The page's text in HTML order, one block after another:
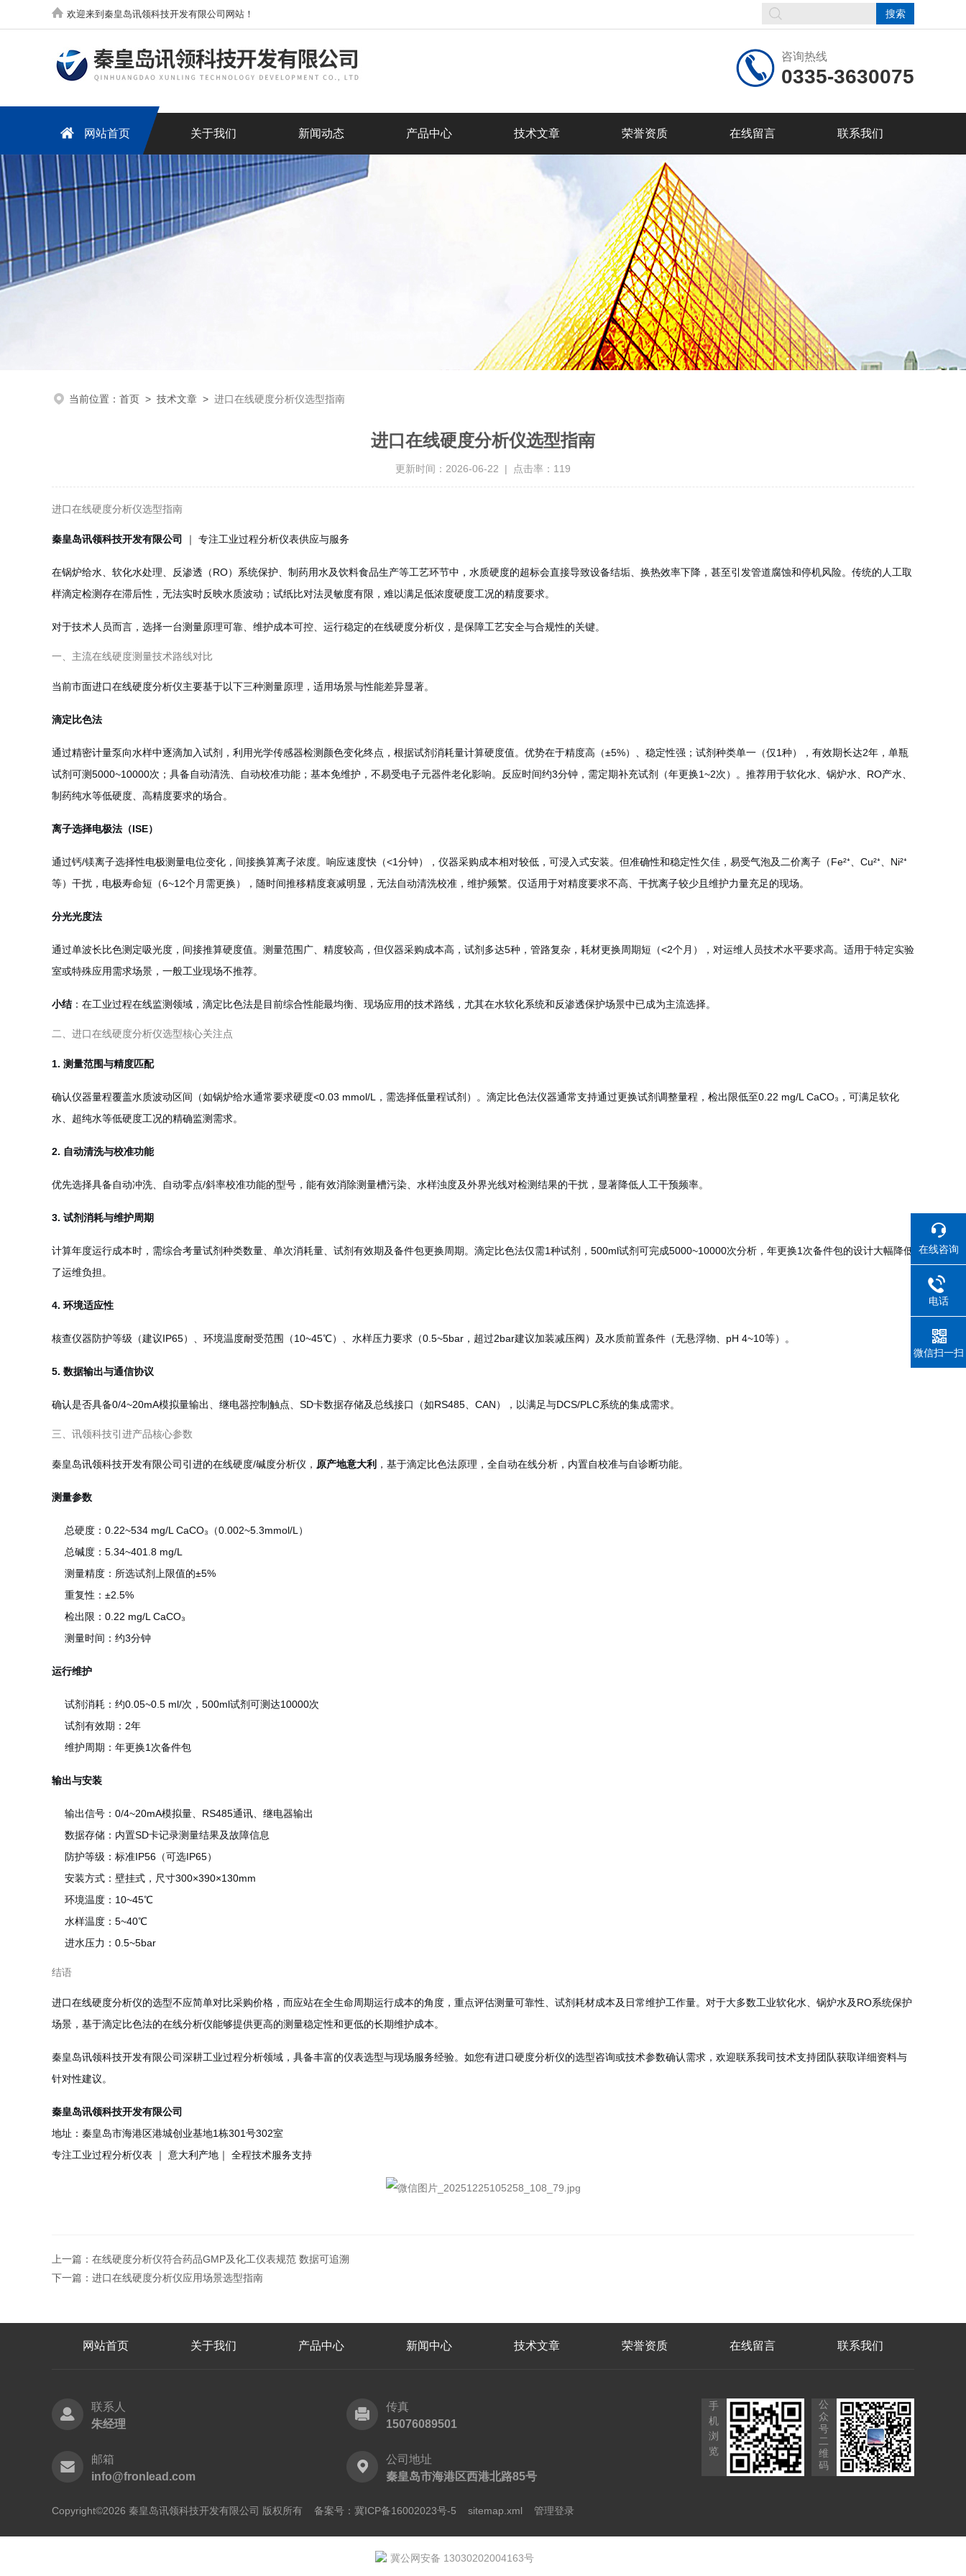
欢迎来到秦皇岛讯领科技开发有限公司网站！
咨询热线
0335-3630075
网站首页 关于我们 新闻动态 产品中心 技术文章 荣誉资质 在线留言 联系我们
当前位置： 首页 > 技术文章 > 进口在线硬度分析仪选型指南
进口在线硬度分析仪选型指南
更新时间：2026-06-22 | 点击率：119
进口在线硬度分析仪选型指南
秦皇岛讯领科技开发有限公司 ｜ 专注工业过程分析仪表供应与服务
在锅炉给水、软化水处理、反渗透（RO）系统保护、制药用水及饮料食品生产等工艺环节中，水质硬度的超标会直接导致设备结垢、换热效率下降，甚至引发管道腐蚀和停机风险。传统的人工取
样滴定检测存在滞后性，无法实时反映水质波动；试纸比对法灵敏度有限，难以满足低浓度硬度工况的精度要求。
对于技术人员而言，选择一台测量原理可靠、维护成本可控、运行稳定的在线硬度分析仪，是保障工艺安全与合规性的关键。
一、主流在线硬度测量技术路线对比
当前市面进口在线硬度分析仪主要基于以下三种测量原理，适用场景与性能差异显著。
滴定比色法
通过精密计量泵向水样中逐滴加入试剂，利用光学传感器检测颜色变化终点，根据试剂消耗量计算硬度值。优势在于精度高（±5%）、稳定性强；试剂种类单一（仅1种），有效期长达2年，单瓶
试剂可测5000~10000次；具备自动清洗、自动校准功能；基本免维护，不易受电子元器件老化影响。反应时间约3分钟，需定期补充试剂（年更换1~2次）。推荐用于软化水、锅炉水、RO产水、
制药纯水等低硬度、高精度要求的场合。
离子选择电极法（ISE）
通过钙/镁离子选择性电极测量电位变化，间接换算离子浓度。响应速度快（<1分钟），仪器采购成本相对较低，可浸入式安装。但准确性和稳定性欠佳，易受气泡及二价离子（Fe²⁺、Cu²⁺、Ni²⁺
等）干扰，电极寿命短（6~12个月需更换），随时间推移精度衰减明显，无法自动清洗校准，维护频繁。仅适用于对精度要求不高、干扰离子较少且维护力量充足的现场。
分光光度法
通过单波长比色测定吸光度，间接推算硬度值。测量范围广、精度较高，但仪器采购成本高，试剂多达5种，管路复杂，耗材更换周期短（<2个月），对运维人员技术水平要求高。适用于特定实验
室或特殊应用需求场景，一般工业现场不推荐。
小结 ：在工业过程在线监测领域，滴定比色法是目前综合性能最均衡、现场应用的技术路线，尤其在水软化系统和反渗透保护场景中已成为主流选择。
二、进口在线硬度分析仪选型核心关注点
1. 测量范围与精度匹配
确认仪器量程覆盖水质波动区间（如锅炉给水通常要求硬度<0.03 mmol/L，需选择低量程试剂）。滴定比色法仪器通常支持通过更换试剂调整量程，检出限低至0.22 mg/L CaCO₃，可满足软化
水、超纯水等低硬度工况的精确监测需求。
2. 自动清洗与校准功能
优先选择具备自动冲洗、自动零点/斜率校准功能的型号，能有效消除测量槽污染、水样浊度及外界光线对检测结果的干扰，显著降低人工干预频率。
3. 试剂消耗与维护周期
计算年度运行成本时，需综合考量试剂种类数量、单次消耗量、试剂有效期及备件包更换周期。滴定比色法仅需1种试剂，500ml试剂可完成5000~10000次分析，年更换1次备件包的设计大幅降低
了运维负担。
4. 环境适应性
核查仪器防护等级（建议IP65）、环境温度耐受范围（10~45℃）、水样压力要求（0.5~5bar，超过2bar建议加装减压阀）及水质前置条件（无悬浮物、pH 4~10等）。
5. 数据输出与通信协议
确认是否具备0/4~20mA模拟量输出、继电器控制触点、SD卡数据存储及总线接口（如RS485、CAN），以满足与DCS/PLC系统的集成需求。
三、讯领科技引进产品核心参数
秦皇岛讯领科技开发有限公司引进的在线硬度/碱度分析仪， 原产地意大利 ，基于滴定比色法原理，全自动在线分析，内置自校准与自诊断功能。
测量参数
总硬度：0.22~534 mg/L CaCO₃（0.002~5.3mmol/L）
总碱度：5.34~401.8 mg/L
测量精度：所选试剂上限值的±5%
重复性：±2.5%
检出限：0.22 mg/L CaCO₃
测量时间：约3分钟
运行维护
试剂消耗：约0.05~0.5 ml/次，500ml试剂可测达10000次
试剂有效期：2年
维护周期：年更换1次备件包
输出与安装
输出信号：0/4~20mA模拟量、RS485通讯、继电器输出
数据存储：内置SD卡记录测量结果及故障信息
防护等级：标准IP56（可选IP65）
安装方式：壁挂式，尺寸300×390×130mm
环境温度：10~45℃
水样温度：5~40℃
进水压力：0.5~5bar
结语
进口在线硬度分析仪的选型不应简单对比采购价格，而应站在全生命周期运行成本的角度，重点评估测量可靠性、试剂耗材成本及日常维护工作量。对于大多数工业软化水、锅炉水及RO系统保护
场景，基于滴定比色法的在线分析仪能够提供更高的测量稳定性和更低的长期维护成本。
秦皇岛讯领科技开发有限公司深耕工业过程分析领域，具备丰富的仪表选型与现场服务经验。如您有进口硬度分析仪的选型咨询或技术参数确认需求，欢迎联系我司技术支持团队获取详细资料与
针对性建议。
秦皇岛讯领科技开发有限公司
地址：秦皇岛市海港区港城创业基地1栋301号302室
专注工业过程分析仪表 ｜ 意大利产地｜ 全程技术服务支持
上一篇： 在线硬度分析仪符合药品GMP及化工仪表规范 数据可追溯
下一篇： 进口在线硬度分析仪应用场景选型指南
网站首页 关于我们 产品中心 新闻中心 技术文章 荣誉资质 在线留言 联系我们
联系人
朱经理
传真
15076089501
邮箱
info@fronlead.com
公司地址
秦皇岛市海港区西港北路85号
手
机
浏
览
公
众
号
二
维
码
Copyright©2026 秦皇岛讯领科技开发有限公司 版权所有 备案号：冀ICP备16002023号-5 sitemap.xml 管理登录
在线咨询
电话
微信扫一扫
冀公网安备 13030202004163号